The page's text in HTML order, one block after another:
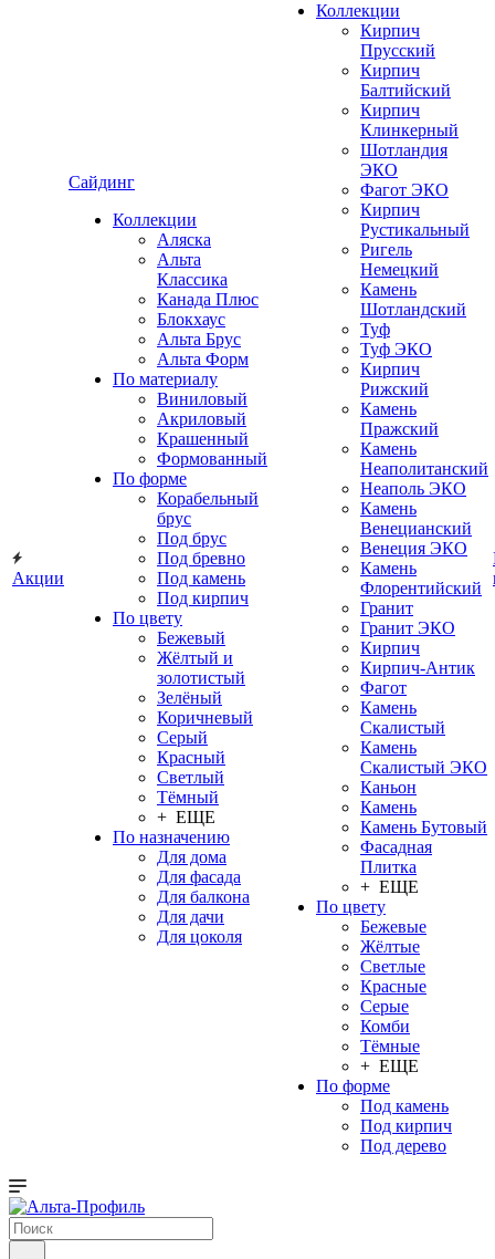
Акции
Сайдинг
Коллекции
Аляска
Альта
Классика
Канада Плюс
Блокхаус
Альта Брус
Альта Форм
По материалу
Виниловый
Акриловый
Крашенный
Формованный
По форме
Корабельный
брус
Под брус
Под бревно
Под камень
Под кирпич
По цвету
Бежевый
Жёлтый и
золотистый
Зелёный
Коричневый
Серый
Красный
Светлый
Тёмный
+ ЕЩЕ
По назначению
Для дома
Для фасада
Для балкона
Для дачи
Для цоколя
Коллекции
Кирпич
Прусский
Кирпич
Балтийский
Кирпич
Клинкерный
Шотландия
ЭКО
Фагот ЭКО
Кирпич
Рустикальный
Ригель
Немецкий
Камень
Шотландский
Туф
Туф ЭКО
Кирпич
Рижский
Камень
Пражский
Камень
Неаполитанский
Неаполь ЭКО
Камень
Венецианский
Венеция ЭКО
Камень
Флорентийский
Гранит
Гранит ЭКО
Кирпич
Кирпич-Антик
Фагот
Камень
Скалистый
Камень
Скалистый ЭКО
Каньон
Камень
Камень Бутовый
Фасадная
Плитка
+ ЕЩЕ
По цвету
Бежевые
Жёлтые
Светлые
Красные
Серые
Комби
Тёмные
+ ЕЩЕ
По форме
Под камень
Под кирпич
Под дерево